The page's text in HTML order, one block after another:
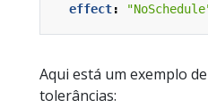
effect:
Aqui está um exemplo
tolerâncias: